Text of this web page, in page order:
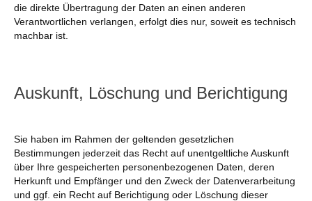
die direkte Übertragung der Daten an einen anderen
Verantwortlichen verlangen, erfolgt dies nur, soweit es technisch
machbar ist.
Auskunft, Löschung und Berichtigung
Sie haben im Rahmen der geltenden gesetzlichen
Bestimmungen jederzeit das Recht auf unentgeltliche Auskunft
über Ihre gespeicherten personenbezogenen Daten, deren
Herkunft und Empfänger und den Zweck der Datenverarbeitung
und ggf. ein Recht auf Berichtigung oder Löschung dieser